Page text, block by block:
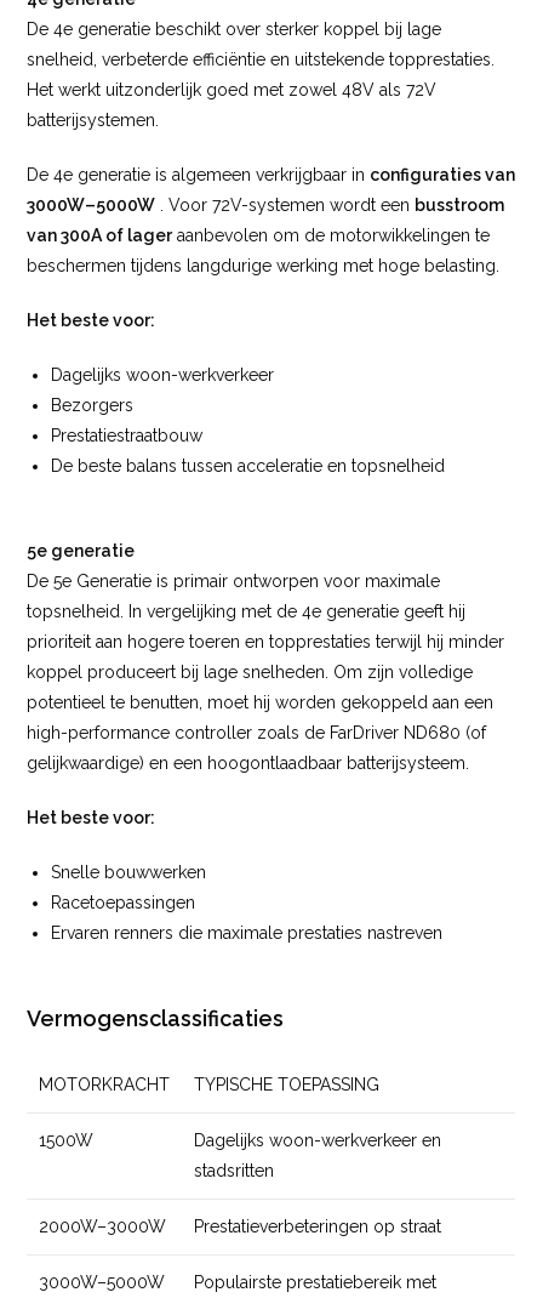
De 4e generatie beschikt over sterker koppel bij lage
snelheid, verbeterde efficiëntie en uitstekende topprestaties.
Het werkt uitzonderlijk goed met zowel 48V als 72V
batterijsystemen.
De 4e generatie is algemeen verkrijgbaar in configuraties van
3000W–5000W . Voor 72V-systemen wordt een busstroom
van 300A of lageraanbevolen om de motorwikkelingen te
beschermen tijdens langdurige werking met hoge belasting.
Het beste voor:
Dagelijks woon-werkverkeer
Bezorgers
Prestatiestraatbouw
De beste balans tussen acceleratie en topsnelheid
5e generatie
De 5e Generatie is primair ontworpen voor maximale
topsnelheid. In vergelijking met de 4e generatie geeft hij
prioriteit aan hogere toeren en topprestaties terwijl hij minder
koppel produceert bij lage snelheden. Om zijn volledige
potentieel te benutten, moet hij worden gekoppeld aan een
high-performance controller zoals de FarDriver ND680 (of
gelijkwaardige) en een hoogontlaadbaar batterijsysteem.
Het beste voor:
Snelle bouwwerken
Racetoepassingen
Ervaren renners die maximale prestaties nastreven
Vermogensclassificaties
MOTORKRACHT TYPISCHE TOEPASSING
1500W
Dagelijks woon-werkverkeer en
stadsritten
2000W–3000W Prestatieverbeteringen op straat
3000W–5000W
Populairste prestatiebereik met